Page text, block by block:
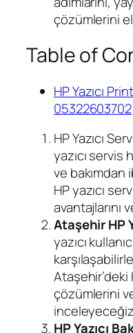
çözümlerini
Table of
HP Yazıcı
05322603702
HP Yazıcı
yazıcı servis
ve bakımdan
HP yazıcı
avantajlarını
Ataşehir HP
yazıcı
Ataşehir’deki
çözümlerini
HP Yazıcı